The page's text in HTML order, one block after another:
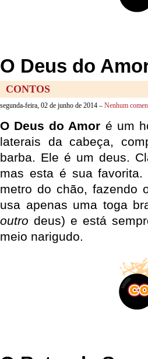
O Deus do
CONTOS
segunda-feira, 02 de junho de 2014 – Nenhum
O Deus do Amor é um
laterais da cabeça,
barba. Ele é um deus.
mas esta é sua
metro do chão, fazendo
usa apenas uma toga
outro deus) e está
meio narigudo.